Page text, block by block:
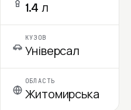
1.4 л
КУЗОВ
Універсал
ОБЛАСТЬ
Житомирська